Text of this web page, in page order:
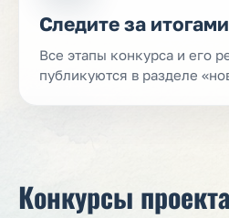
Следите за итогами
Все этапы конкурса и его
публикуются в разделе
Конкурсы проекта